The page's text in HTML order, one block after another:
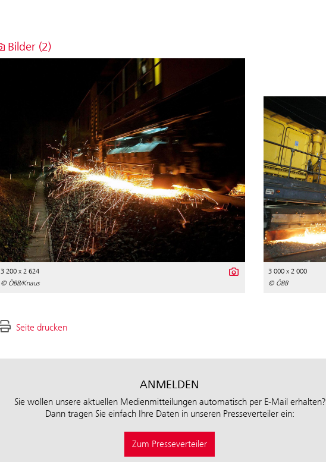
Bilder (2)
3 200 x 2 624
© ÖBB/Knaus
3 000 x 2 000
© ÖBB
Seite drucken
ANMELDEN
Sie wollen unsere aktuellen Medienmitteilungen automatisch per E-Mail erhalten?
Dann tragen Sie einfach Ihre Daten in unseren Presseverteiler ein:
Zum Presseverteiler